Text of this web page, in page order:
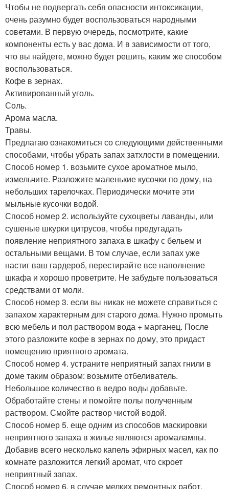
Чтобы не подвергать себя опасности интоксикации,
очень разумно будет воспользоваться народными
советами. В первую очередь, посмотрите, какие
компоненты есть у вас дома. И в зависимости от того,
что вы найдете, можно будет решить, каким же способом
воспользоваться.
Кофе в зернах.
Активированный уголь.
Соль.
Арома масла.
Травы.
Предлагаю ознакомиться со следующими действенными
способами, чтобы убрать запах затхлости в помещении.
Способ номер 1. возьмите сухое ароматное мыло,
измельчите. Разложите маленькие кусочки по дому, на
небольших тарелочках. Периодически мочите эти
мыльные кусочки водой.
Способ номер 2. используйте сухоцветы лаванды, или
сушеные шкурки цитрусов, чтобы предугадать
появление неприятного запаха в шкафу с бельем и
остальными вещами. В том случае, если запах уже
настиг ваш гардероб, перестирайте все наполнение
шкафа и хорошо проветрите. Не забудьте пользоваться
средствами от моли.
Способ номер 3. если вы никак не можете справиться с
запахом характерным для старого дома. Нужно промыть
всю мебель и пол раствором вода + марганец. После
этого разложите кофе в зернах по дому, это придаст
помещению приятного аромата.
Способ номер 4. устраните неприятный запах гнили в
доме таким образом: возьмите отбеливатель.
Небольшое количество в ведро воды добавьте.
Обработайте стены и помойте полы полученным
раствором. Смойте раствор чистой водой.
Способ номер 5. еще одним из способов маскировки
неприятного запаха в жилье являются аромалампы.
Добавив всего несколько капель эфирных масел, как по
комнате разложится легкий аромат, что скроет
неприятный запах.
Способ номер 6. в случае мелких ремонтных работ,